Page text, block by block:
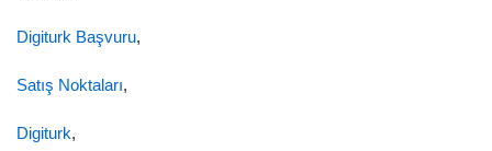
Digiturk Başvuru,
Satış Noktaları,
Digiturk,